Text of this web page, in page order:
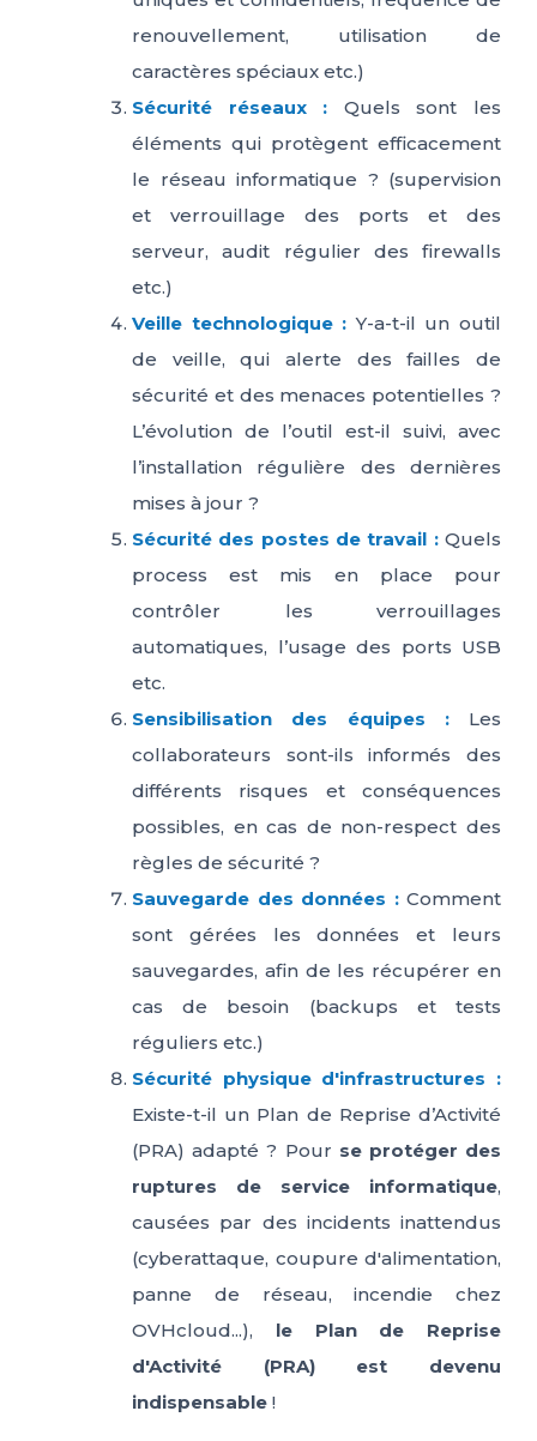
renouvellement, utilisation de
caractères spéciaux etc.)
Sécurité réseaux : Quels sont les
éléments qui protègent efficacement
le réseau informatique ? (supervision
et verrouillage des ports et des
serveur, audit régulier des firewalls
etc.)
Veille technologique : Y-a-t-il un outil
de veille, qui alerte des failles de
sécurité et des menaces potentielles ?
L’évolution de l’outil est-il suivi, avec
l’installation régulière des dernières
mises à jour ?
Sécurité des postes de travail :Quels
process est mis en place pour
contrôler les verrouillages
automatiques, l’usage des ports USB
etc.
Sensibilisation des équipes :Les
collaborateurs sont-ils informés des
différents risques et conséquences
possibles, en cas de non-respect des
règles de sécurité ?
Sauvegarde des données :Comment
sont gérées les données et leurs
sauvegardes, afin de les récupérer en
cas de besoin (backups et tests
réguliers etc.)
Sécurité physique d'infrastructures :
Existe-t-il un Plan de Reprise d’Activité
(PRA) adapté ? Pour se protéger des
ruptures de service informatique,
causées par des incidents inattendus
(cyberattaque, coupure d'alimentation,
panne de réseau, incendie chez
OVHcloud...), le Plan de Reprise
d'Activité (PRA) est devenu
indispensable !